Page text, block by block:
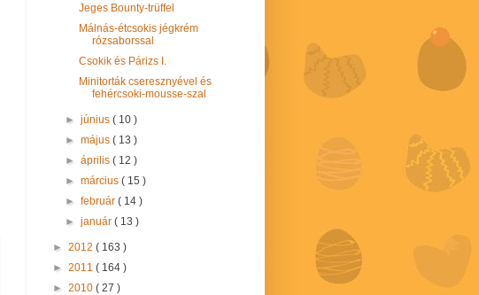
Jeges Bounty-trüffel
Málnás-étcsokis jégkrém
rózsaborssal
Csokik és Párizs I.
Minitorták cseresznyével és
fehércsoki-mousse-szal
►június( 10 )
►május( 13 )
►április( 12 )
►március( 15 )
►február( 14 )
►január( 13 )
► 2012 ( 163 )
► 2011 ( 164 )
► 2010 ( 27 )